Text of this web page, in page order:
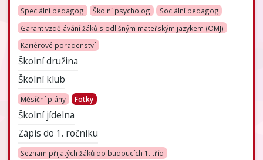
Speciální pedagog
Školní psycholog
Sociální pedagog
Garant vzdělávání žáků s odlišným mateřským jazykem (OMJ)
Kariérové poradenství
Školní družina
Školní klub
Měsíční plány Fotky
Školní jídelna
Zápis do 1. ročníku
Seznam přijatých žáků do budoucích 1. tříd